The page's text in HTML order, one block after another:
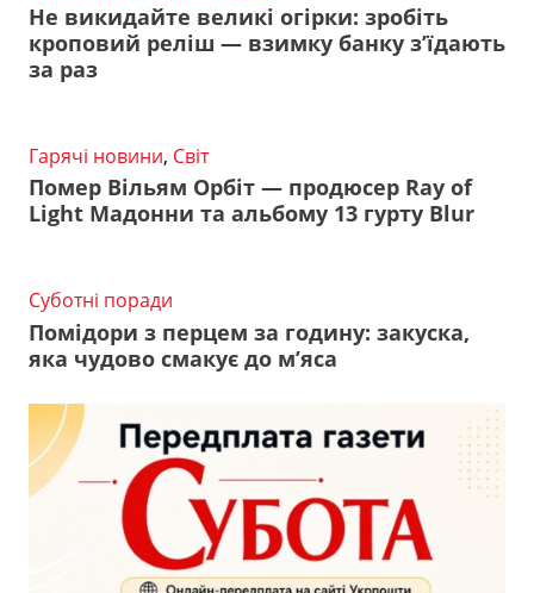
Не викидайте великі огірки: зробіть
кроповий реліш — взимку банку з’їдають
за раз
Гарячі новини, Світ
Помер Вільям Орбіт — продюсер Ray of
Light Мадонни та альбому 13 гурту Blur
Суботні поради
Помідори з перцем за годину: закуска,
яка чудово смакує до м’яса